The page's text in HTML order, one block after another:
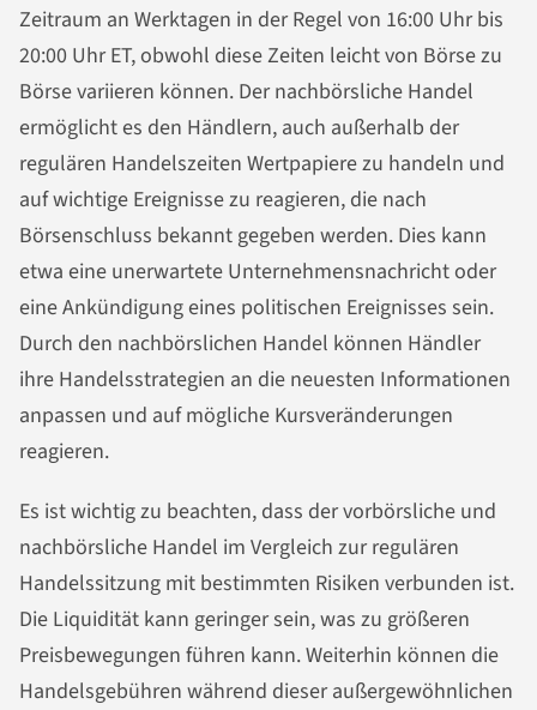
Zeitraum an Werktagen in der Regel von 16:00 Uhr bis
20:00 Uhr ET, obwohl diese Zeiten leicht von Börse zu
Börse variieren können. Der nachbörsliche Handel
ermöglicht es den Händlern, auch außerhalb der
regulären Handelszeiten Wertpapiere zu handeln und
auf wichtige Ereignisse zu reagieren, die nach
Börsenschluss bekannt gegeben werden. Dies kann
etwa eine unerwartete Unternehmensnachricht oder
eine Ankündigung eines politischen Ereignisses sein.
Durch den nachbörslichen Handel können Händler
ihre Handelsstrategien an die neuesten Informationen
anpassen und auf mögliche Kursveränderungen
reagieren.
Es ist wichtig zu beachten, dass der vorbörsliche und
nachbörsliche Handel im Vergleich zur regulären
Handelssitzung mit bestimmten Risiken verbunden ist.
Die Liquidität kann geringer sein, was zu größeren
Preisbewegungen führen kann. Weiterhin können die
Handelsgebühren während dieser außergewöhnlichen